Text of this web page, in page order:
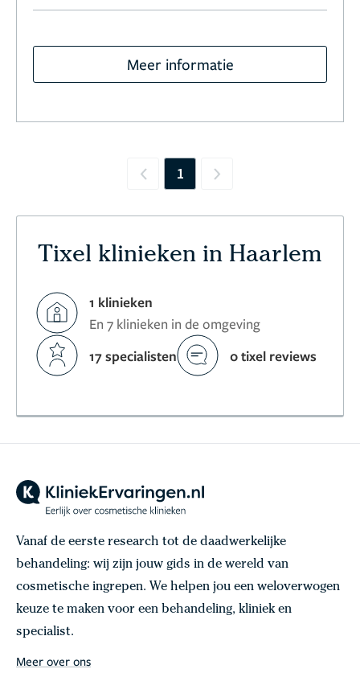
Meer informatie
Previous
1 Next
Tixel klinieken in Haarlem
1 klinieken
En 7 klinieken in de omgeving
17 specialisten
0 tixel reviews
Vanaf de eerste research tot de daadwerkelijke
behandeling: wij zijn jouw gids in de wereld van
cosmetische ingrepen. We helpen jou een weloverwogen
keuze te maken voor een behandeling, kliniek en
specialist.
Meer over ons